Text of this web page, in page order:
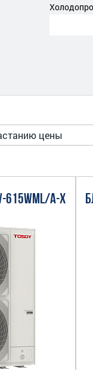
A-X